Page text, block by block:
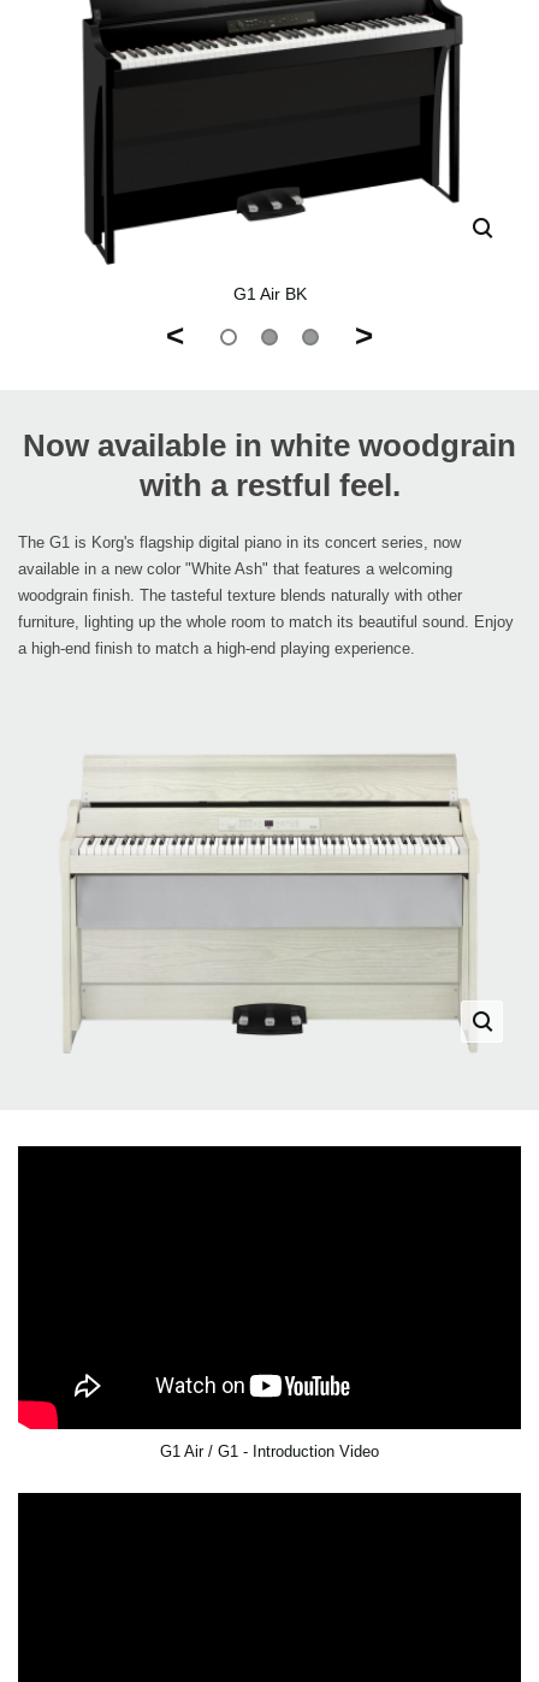
G1 Air BK
< >
Now available in white woodgrain
with a restful feel.
The G1 is Korg's flagship digital piano in its concert series, now
available in a new color "White Ash" that features a welcoming
woodgrain finish. The tasteful texture blends naturally with other
furniture, lighting up the whole room to match its beautiful sound. Enjoy
a high-end finish to match a high-end playing experience.
G1 Air / G1 - Introduction Video